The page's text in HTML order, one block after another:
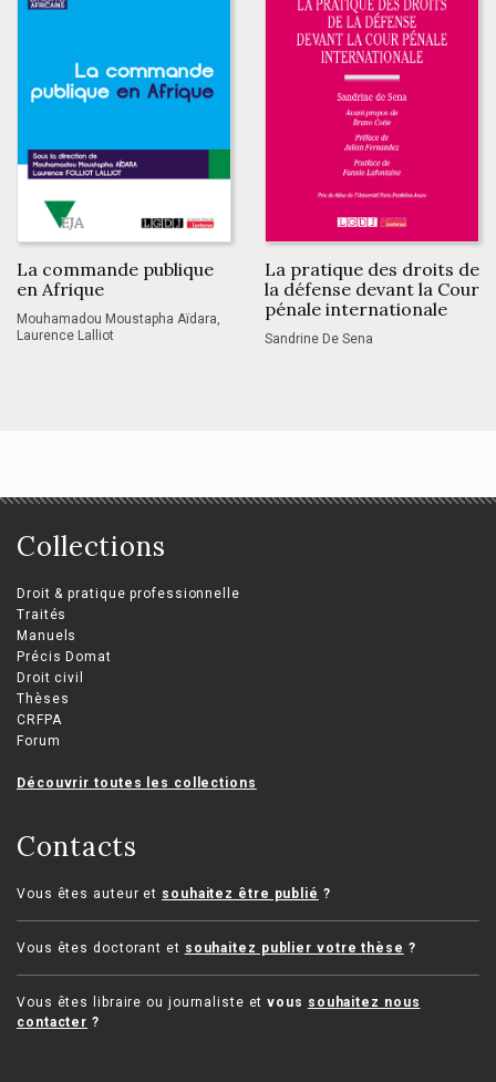
La commande publique
en Afrique
Mouhamadou Moustapha Aïdara,
Laurence Lalliot
La pratique des droits de
la défense devant la Cour
pénale internationale
Sandrine De Sena
Collections
Droit & pratique professionnelle
Traités
Manuels
Précis Domat
Droit civil
Thèses
CRFPA
Forum
Découvrir toutes les collections
Contacts
Vous êtes auteur et souhaitez être publié ?
Vous êtes doctorant et souhaitez publier votre thèse ?
Vous êtes libraire ou journaliste etvous souhaitez nous
contacter ?